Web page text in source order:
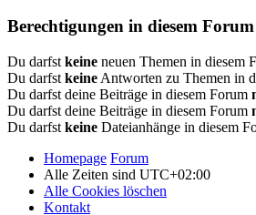
Berechtigungen in diesem Forum
Du darfst keine neuen Themen in diesem
Du darfst keine Antworten zu Themen in
Du darfst deine Beiträge in diesem Forum
Du darfst deine Beiträge in diesem Forum
Du darfst keine Dateianhänge in diesem
Homepage Forum
Alle Zeiten sind UTC+02:00
Alle Cookies löschen
Kontakt